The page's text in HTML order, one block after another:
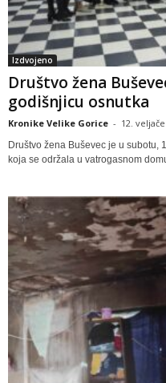
Izdvojeno
Društvo žena
godišnjicu osnutka
Kronike Velike Gorice - 12.
Društvo žena Buševec je u subotu,
koja se održala u vatrogasnom